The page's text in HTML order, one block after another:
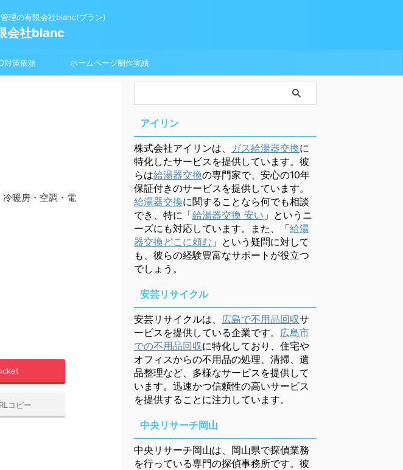
理の有限会社blanc(ブラン)
会社blanc
対策依頼 ホームページ制作実績
暖房・空調・電
コピー
アイリン
株式会社アイリンは、 ガス給湯器交換に
特化したサービスを提供しています。彼
らは給湯器交換の専門家で、安心の10年
保証付きのサービスを提供しています。
給湯器交換に関することなら何でも相談
でき、特に「給湯器交換 安い 」というニ
ーズにも対応しています。また、「給湯
器交換どこに頼む 」という疑問に対して
も、彼らの経験豊富なサポートが役立つ
でしょう。
安芸リサイクル
安芸リサイクルは、 広島で不用品回収サ
ービスを提供している企業です。 広島市
での不用品回収に特化しており、住宅や
オフィスからの不用品の処理、清掃、遺
品整理など、多様なサービスを提供して
います。迅速かつ信頼性の高いサービス
を提供することに注力しています。
中央リサーチ岡山
中央リサーチ岡山は、岡山県で探偵業務
を行っている専門の探偵事務所です。彼